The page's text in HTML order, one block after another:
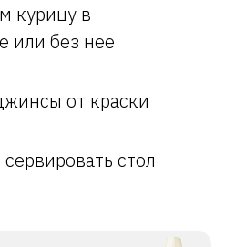
курицу в
или без нее
от краски
стол